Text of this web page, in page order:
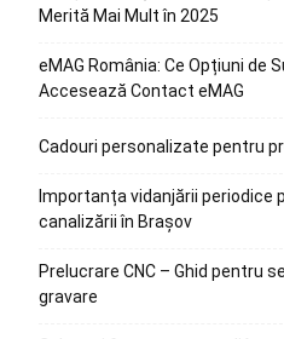
Merită Mai Mult în 2025
eMAG România: Ce Opțiuni de
Accesează Contact eMAG
Cadouri personalizate pentru
Importanța vidanjării periodice
canalizării în Brașov
Prelucrare CNC – Ghid pentru
gravare